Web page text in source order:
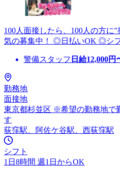
100人面接したら、100人の方
気の募集中！ ◎日払いOK ◎シ
警備スタッフ 日給12,000円
勤務地
面接地
東京都杉並区 ※希望の勤務地で
す
荻窪駅、阿佐ケ谷駅、西荻窪駅
シフト
1日8時間 週1日からOK